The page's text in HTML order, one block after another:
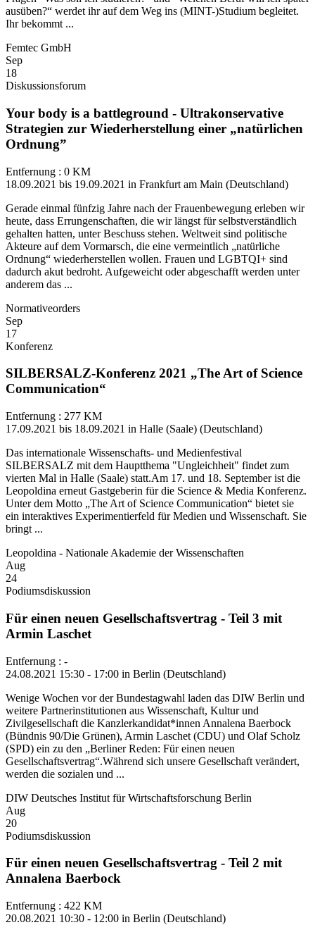
ausüben?“ werdet ihr auf dem Weg ins (MINT-)Studium begleitet.
Ihr bekommt ...
Femtec GmbH
Sep
18
Diskussionsforum
Your body is a battleground - Ultrakonservative
Strategien zur Wiederherstellung einer „natürlichen
Ordnung”
Entfernung : 0 KM
18.09.2021 bis 19.09.2021 in Frankfurt am Main (Deutschland)
Gerade einmal fünfzig Jahre nach der Frauenbewegung erleben wir
heute, dass Errungenschaften, die wir längst für selbstverständlich
gehalten hatten, unter Beschuss stehen. Weltweit sind politische
Akteure auf dem Vormarsch, die eine vermeintlich „natürliche
Ordnung“ wiederherstellen wollen. Frauen und LGBTQI+ sind
dadurch akut bedroht. Aufgeweicht oder abgeschafft werden unter
anderem das ...
Normativeorders
Sep
17
Konferenz
SILBERSALZ-Konferenz 2021 „The Art of Science
Communication“
Entfernung : 277 KM
17.09.2021 bis 18.09.2021 in Halle (Saale) (Deutschland)
Das internationale Wissenschafts- und Medienfestival
SILBERSALZ mit dem Hauptthema "Ungleichheit" findet zum
vierten Mal in Halle (Saale) statt.Am 17. und 18. September ist die
Leopoldina erneut Gastgeberin für die Science & Media Konferenz.
Unter dem Motto „The Art of Science Communication“ bietet sie
ein interaktives Experimentierfeld für Medien und Wissenschaft. Sie
bringt ...
Leopoldina - Nationale Akademie der Wissenschaften
Aug
24
Podiumsdiskussion
Für einen neuen Gesellschaftsvertrag - Teil 3 mit
Armin Laschet
Entfernung : -
24.08.2021 15:30 - 17:00 in Berlin (Deutschland)
Wenige Wochen vor der Bundestagwahl laden das DIW Berlin und
weitere Partnerinstitutionen aus Wissenschaft, Kultur und
Zivilgesellschaft die Kanzlerkandidat*innen Annalena Baerbock
(Bündnis 90/Die Grünen), Armin Laschet (CDU) und Olaf Scholz
(SPD) ein zu den „Berliner Reden: Für einen neuen
Gesellschaftsvertrag“.Während sich unsere Gesellschaft verändert,
werden die sozialen und ...
DIW Deutsches Institut für Wirtschaftsforschung Berlin
Aug
20
Podiumsdiskussion
Für einen neuen Gesellschaftsvertrag - Teil 2 mit
Annalena Baerbock
Entfernung : 422 KM
20.08.2021 10:30 - 12:00 in Berlin (Deutschland)